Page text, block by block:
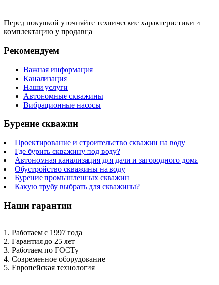
Перед покупкой уточняйте технические характеристики и
комплектацию у продавца
Рекомендуем
Важная информация
Канализация
Наши услуги
Автономные скважины
Вибрационные насосы
Бурение скважин
Проектирование и строительство скважин на воду
Где бурить скважину под воду?
Автономная канализация для дачи и загородного дома
Обустройство скважины на воду
Бурение промышленных скважин
Какую трубу выбрать для скважины?
Наши гарантии
1. Работаем с 1997 года
2. Гарантия до 25 лет
3. Работаем по ГОСТу
4. Современное оборудование
5. Европейская технология